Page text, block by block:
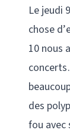
Le jeudi
chose
10 nous
des
fou avec